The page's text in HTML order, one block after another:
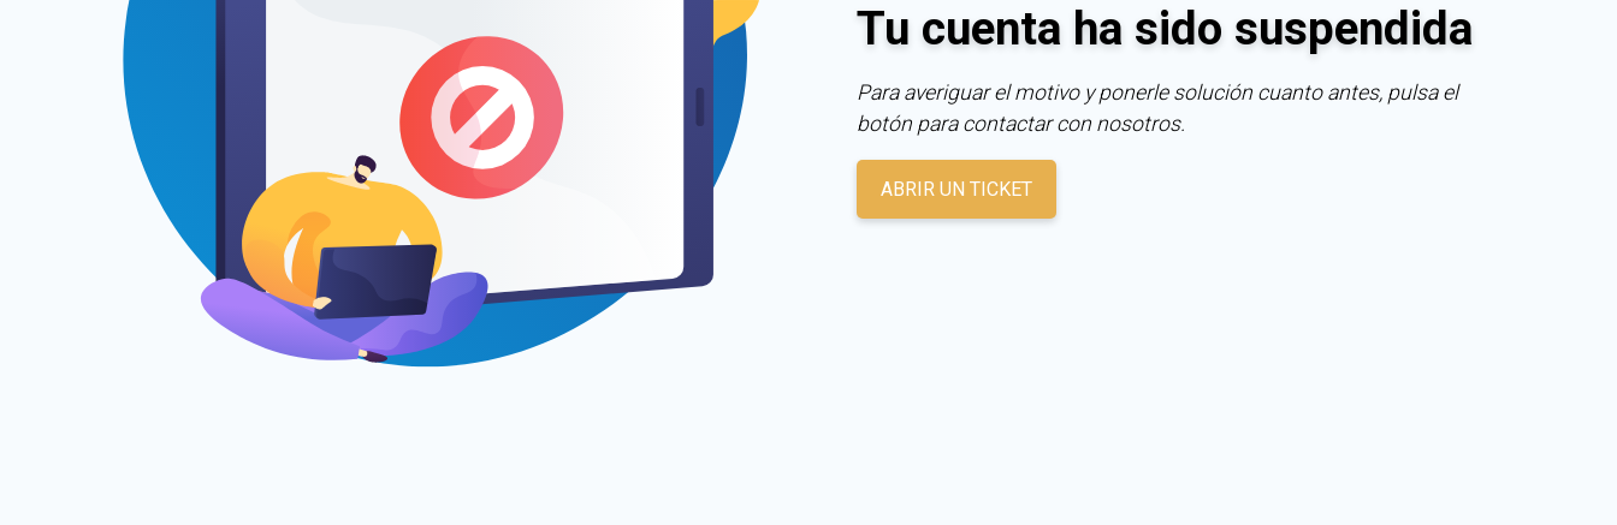
Tu cuenta ha sido suspendida
Para averiguar el motivo y ponerle solución cuanto antes, pulsa el
botón para contactar con nosotros.
ABRIR UN TICKET